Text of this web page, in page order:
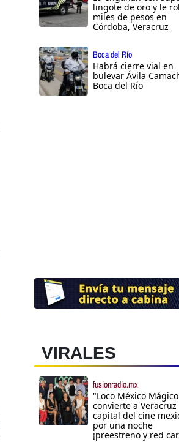
lingote de oro y le
miles de pesos en
Córdoba, Veracruz
Boca del Río
Habrá cierre vial en
bulevar Ávila
Boca del Río
VIRALES
fusionradio.mx
"Loco México
convierte a Veracruz
capital del cine
por una noche
¡preestreno y red